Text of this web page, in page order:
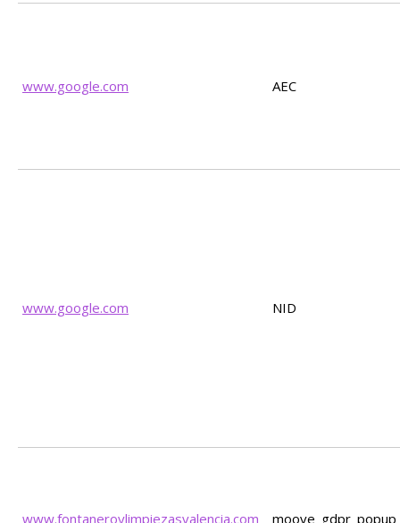
www.google.com AEC
www.google.com NID
www.fontaneroylimpiezasvalencia.com moove_gdpr_popup